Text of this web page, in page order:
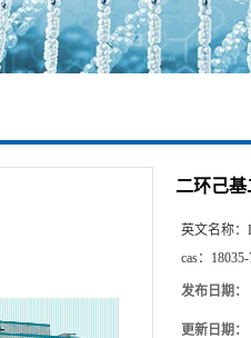
二环己
英文名称：
cas：
发布日期：
更新日期：